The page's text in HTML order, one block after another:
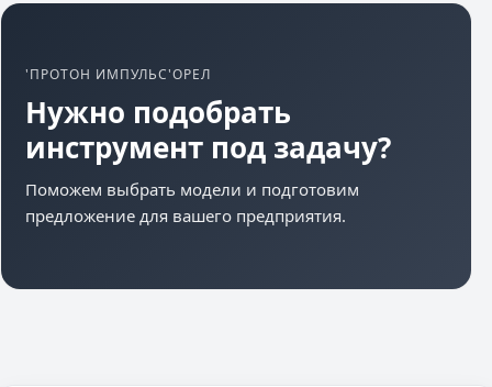
'ПРОТОН ИМПУЛЬС'ОРЕЛ
Нужно подобрать
инструмент под задачу?
Поможем выбрать модели и подготовим
предложение для вашего предприятия.